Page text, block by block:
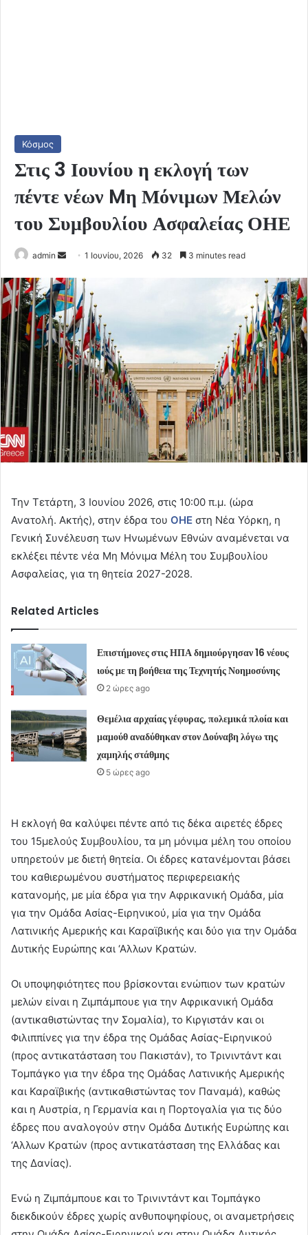
Κόσμος
Στις 3 Ιουνίου η εκλογή των
πέντε νέων Mη Μόνιμων Μελών
του Συμβουλίου Ασφαλείας ΟΗΕ
admin
Send
email
1 Ιουνίου, 2026 32 3 minutes read
Την Τετάρτη, 3 Ιουνίου 2026, στις 10:00 π.μ. (ώρα
Ανατολή. Ακτής), στην έδρα του ΟΗΕ στη Νέα Υόρκη, η
Γενική Συνέλευση των Ηνωμένων Εθνών αναμένεται να
εκλέξει πέντε νέα Μη Μόνιμα Μέλη του Συμβουλίου
Ασφαλείας, για τη θητεία 2027-2028.
Related Articles
Επιστήμονες στις ΗΠΑ δημιούργησαν 16 νέους
ιούς με τη βοήθεια της Τεχνητής Νοημοσύνης
2 ώρες ago
Θεμέλια αρχαίας γέφυρας, πολεμικά πλοία και
μαμούθ αναδύθηκαν στον Δούναβη λόγω της
χαμηλής στάθμης
5 ώρες ago
Η εκλογή θα καλύψει πέντε από τις δέκα αιρετές έδρες
του 15μελούς Συμβουλίου, τα μη μόνιμα μέλη του οποίου
υπηρετούν με διετή θητεία. Οι έδρες κατανέμονται βάσει
του καθιερωμένου συστήματος περιφερειακής
κατανομής, με μία έδρα για την Αφρικανική Ομάδα, μία
για την Ομάδα Ασίας-Ειρηνικού, μία για την Ομάδα
Λατινικής Αμερικής και Καραϊβικής και δύο για την Ομάδα
Δυτικής Ευρώπης και ‘Αλλων Κρατών.
Οι υποψηφιότητες που βρίσκονται ενώπιον των κρατών
μελών είναι η Ζιμπάμπουε για την Αφρικανική Ομάδα
(αντικαθιστώντας την Σομαλία), το Κιργιστάν και οι
Φιλιππίνες για την έδρα της Ομάδας Ασίας-Ειρηνικού
(προς αντικατάσταση του Πακιστάν), το Τρινιντάντ και
Τομπάγκο για την έδρα της Ομάδας Λατινικής Αμερικής
και Καραϊβικής (αντικαθιστώντας τον Παναμά), καθώς
και η Αυστρία, η Γερμανία και η Πορτογαλία για τις δύο
έδρες που αναλογούν στην Ομάδα Δυτικής Ευρώπης και
‘Αλλων Κρατών (προς αντικατάσταση της Ελλάδας και
της Δανίας).
Ενώ η Ζιμπάμπουε και το Τρινιντάντ και Τομπάγκο
διεκδικούν έδρες χωρίς ανθυποψηφίους, οι αναμετρήσεις